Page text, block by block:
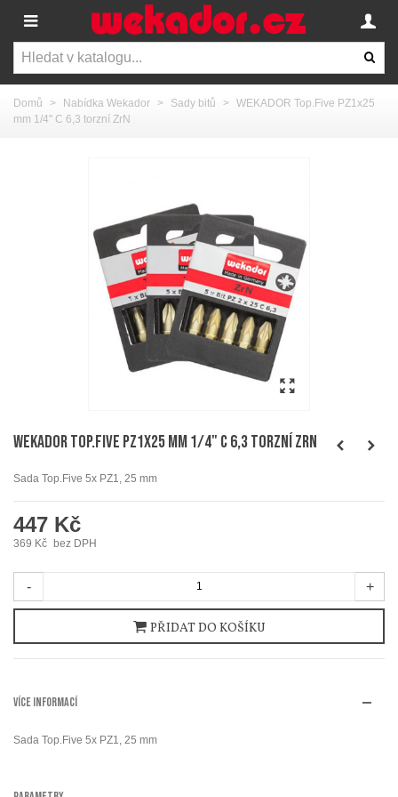
Domů > Nabídka Wekador > Sady bitů > WEKADOR Top.Five PZ1x25
mm 1/4" C 6,3 torzní ZrN
WEKADOR Top.Five PZ1x25 mm 1/4" C 6,3 torzní ZrN
Sada Top.Five 5x PZ1, 25 mm
447 Kč
369 Kč bez DPH
- +
PŘIDAT DO KOŠÍKU
VÍCE INFORMACÍ
Sada Top.Five 5x PZ1, 25 mm